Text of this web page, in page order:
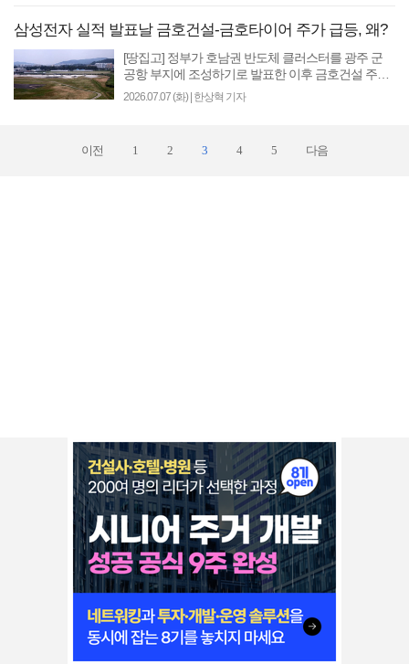
삼성전자 실적 발표날 금호건설-금호타이어 주가 급등, 왜?
[땅집고] 정부가 호남권 반도체 클러스터를 광주 군
공항 부지에 조성하기로 발표한 이후 금호건설 주가
가 연이어 급등하고 있다. 강훈식 대통령 비서실장은
2026.07.07 (화)| 한상혁 기자
이전 1 2 3 4 5 다음